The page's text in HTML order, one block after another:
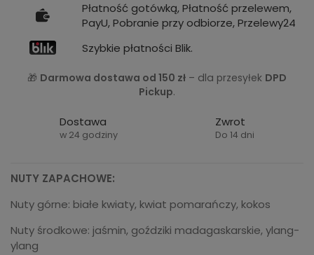
Płatność gotówką, Płatność przelewem,
PayU, Pobranie przy odbiorze, Przelewy24
Szybkie płatności Blik.
🎁 Darmowa dostawa od 150 zł – dla przesyłek DPD
Pickup.
Dostawa
w 24 godziny
Zwrot
Do 14 dni
NUTY ZAPACHOWE:
Nuty górne: białe kwiaty, kwiat pomarańczy, kokos
Nuty środkowe: jaśmin, goździki madagaskarskie, ylang-
ylang